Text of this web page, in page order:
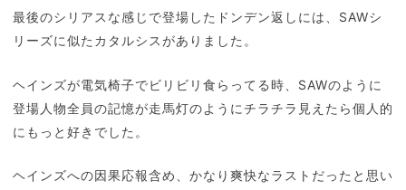
最後のシリアスな感じで登場したドンデン返しには、SAWシ
リーズに似たカタルシスがありました。
ヘインズが電気椅子でビリビリ食らってる時、SAWのように
登場人物全員の記憶が走馬灯のようにチラチラ見えたら個人的
にもっと好きでした。
ヘインズへの因果応報含め、かなり爽快なラストだったと思い